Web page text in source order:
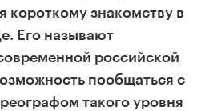
короткому знакомству в
Его называют
российской
пообщаться с
такого уровня